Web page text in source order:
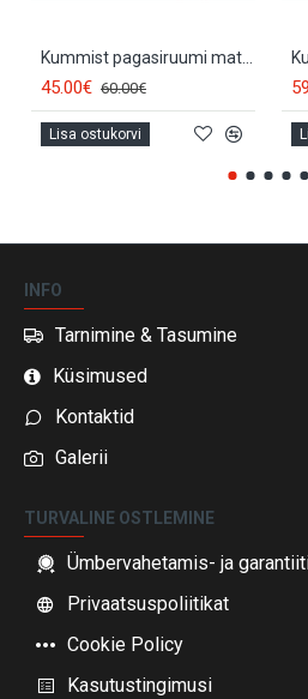
Kummist pagasiruumi matt VOLKSWAGEN CADDY (5s.)(2004-...) 231826
45.00€ 60.00€
Lisa ostukorvi
INFO
Tarnimine & Tasumine
Küsimused
Kontaktid
Galerii
TURVALINE OSTLEMINE
Ümbervahetamis- ja
Privaatsuspoliitikat
Cookie Policy
Kasutustingimusi